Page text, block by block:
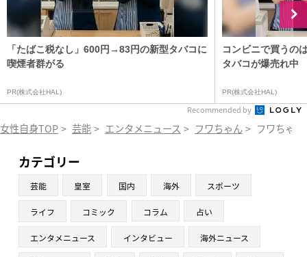
「たばこ税なし」600円→83円の新型タバコに
喫煙者群がる
PR(株式会社HAL)
コンビニで買うの
タバコが爆売れ中
PR(株式会社HAL)
Recommended by
女性自身TOP > 芸能 > エンタメニュース > フワちゃん > フワちゃ
カテゴリー
芸能 皇室 国内 海外 スポーツ
ライフ コミック コラム 占い
エンタメニュース インタビュー 海外ニュース